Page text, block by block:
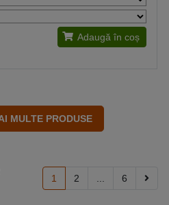
Adaugă în coș
1 2 6